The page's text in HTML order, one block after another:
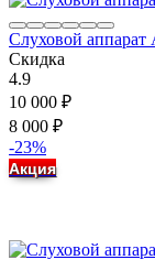
Слуховой
Скидка
4.9
10 000 ₽
8 000 ₽
-23%
Акция